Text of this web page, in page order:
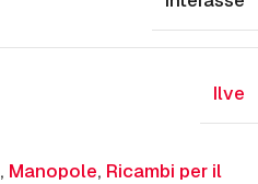
Ilve
, Manopole, Ricambi per il